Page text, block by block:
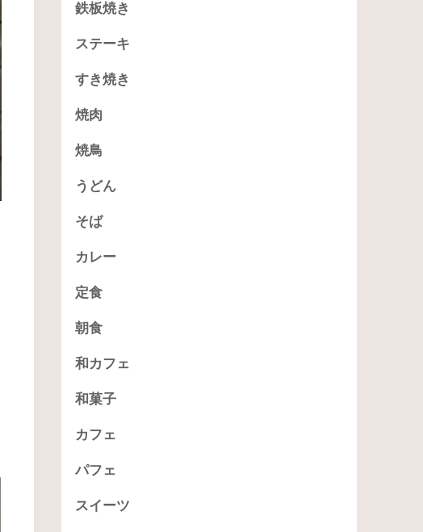
鉄板焼き
ステーキ
すき焼き
焼肉
焼鳥
うどん
そば
カレー
定食
朝食
和カフェ
和菓子
カフェ
パフェ
スイーツ